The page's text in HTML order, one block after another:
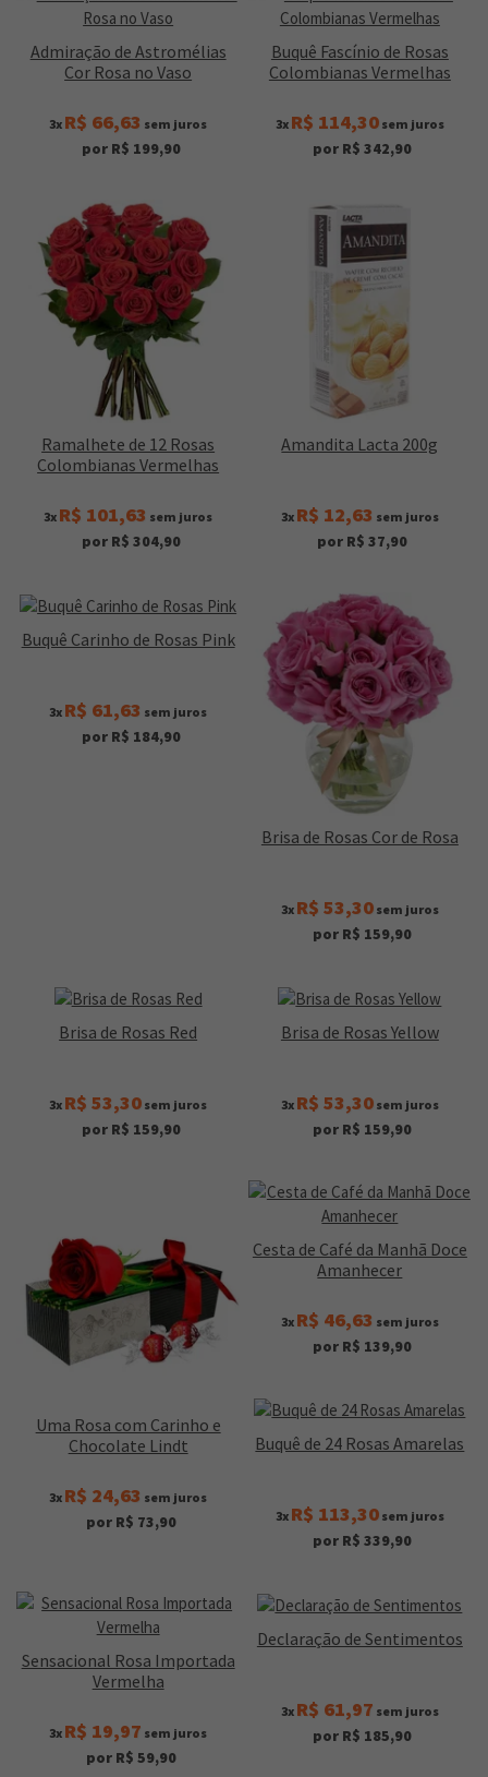
Admiração de Astromélias
Cor Rosa no Vaso
3x R$ 66,63 sem juros
por R$ 199,90
Buquê Fascínio de Rosas
Colombianas Vermelhas
3x R$ 114,30sem juros
por R$ 342,90
Ramalhete de 12 Rosas
Colombianas Vermelhas
3x R$ 101,63 sem juros
por R$ 304,90
Amandita Lacta 200g
3x R$ 12,63 sem juros
por R$ 37,90
Buquê Carinho de Rosas Pink
3x R$ 61,63 sem juros
por R$ 184,90
Brisa de Rosas Cor de Rosa
3x R$ 53,30sem juros
por R$ 159,90
Brisa de Rosas Red
3x R$ 53,30 sem juros
por R$ 159,90
Brisa de Rosas Yellow
3x R$ 53,30sem juros
por R$ 159,90
Uma Rosa com Carinho e
Chocolate Lindt
3x R$ 24,63 sem juros
por R$ 73,90
Cesta de Café da Manhã Doce
Amanhecer
3x R$ 46,63 sem juros
por R$ 139,90
Buquê de 24 Rosas Amarelas
3x R$ 113,30sem juros
por R$ 339,90
Sensacional Rosa Importada
Vermelha
3x R$ 19,97 sem juros
por R$ 59,90
Declaração de Sentimentos
3x R$ 61,97 sem juros
por R$ 185,90